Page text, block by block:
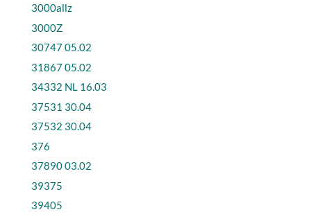
3000allz
3000Z
30747 05.02
31867 05.02
34332 NL 16.03
37531 30.04
37532 30.04
376
37890 03.02
39375
39405